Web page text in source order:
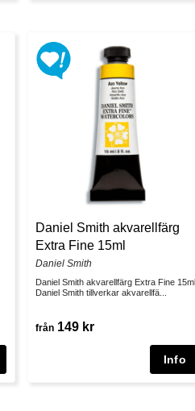
Daniel Smith akvarellfärg
Extra Fine 15ml
Daniel Smith
Daniel Smith akvarellfärg Extra Fine 15ml.
Daniel Smith tillverkar akvarellfä...
från 149 kr